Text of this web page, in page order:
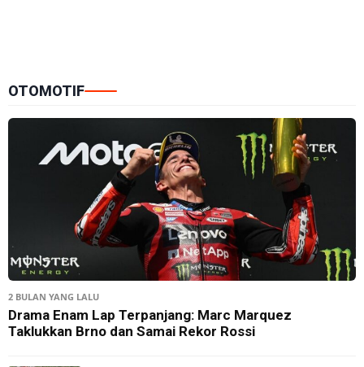
OTOMOTIF
2 BULAN YANG LALU
Drama Enam Lap Terpanjang: Marc Marquez
Taklukkan Brno dan Samai Rekor Rossi